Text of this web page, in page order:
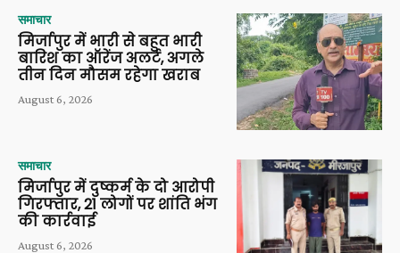
समाचार
मिर्जापुर में भारी से बहुत भारी
बारिश का ऑरेंज अलर्ट, अगले
तीन दिन मौसम रहेगा खराब
August 6, 2026
समाचार
मिर्जापुर में दुष्कर्म के दो आरोपी
गिरफ्तार, 21 लोगों पर शांति भंग
की कार्रवाई
August 6, 2026